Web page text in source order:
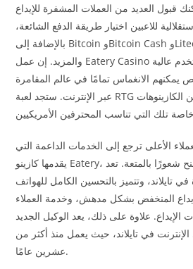
قبول العديد من العملات المشفرة للإيداع
للاعبين اختيار طريقة الدفع الشائعة،
بالإضافة إلى Bitcoin وBitcoin Cash وLitecoin وEthereum
والمزيد. إن عمل Eatery Casino في تقديم تجربة مستخدم عالية
يمكنهم الانغماس تمامًا في عالم المقامرة
عبر الإنترنت. ستجد لعبة RTG عبر الإنترنت في العديد من الكازينوهات
الأعلى ترجع إلى الخدمات الداعمة التي
يقدمها كازينو Eatery، والتي تسهل اللعب وتمنح شعورًا بالمتعة. تعد
تايلاند، وتتميز بالتحسين الكامل للهواتف
المنخفض بشكل مدهش، وخدمة العملاء
الإيداع. علاوة على ذلك، يعد الوكيل الجديد
في تايلاند، حيث يعمل منذ أكثر من
عشرين عامًا.